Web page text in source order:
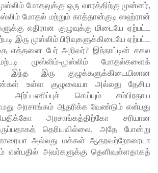
மோதலுக்கு ஒரு வாரத்திற்கு முன்னர்,
மோதல் மற்றும் காத்தான்குடி ஸஹ்ரான்
எதிரான குழுவுக்கு மிடையே ஏற்பட்ட
இரு முஸ்லிம் பிரிவுகளுக்கிடையே ஏற்பட்ட
பேர் அறிவர்? இந்நாட்டின் சகல
முஸ்லிம்-முஸ்லிம் மோதல்களைக்
இந்த இரு குழுக்களுக்கிடையிலான
உள்ள குழுவையா அல்லது தேசிய
அர்ப்பணிப்புச் செய்யும் சம்பிரதாய
அரசாங்கம் ஆதரிக்க வேண்டும் என்பது
அரசாங்கத்திற்கோ சரியான
தெரியவில்லை. அதே போன்று
அல்லது மக்கள் ஆதரவற்றோரையா
என்பதில் அவர்களுக்கு தெளிவுள்ளதாகத்